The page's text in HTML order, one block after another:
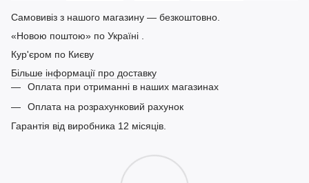
Самовивіз з нашого магазину — безкоштовно.
«Новою поштою» по Україні .
Кур'єром по Києву
Більше інформації про доставку
Оплата при отриманні в наших магазинах
Оплата на розрахунковий рахунок
Гарантія від виробника 12 місяців.